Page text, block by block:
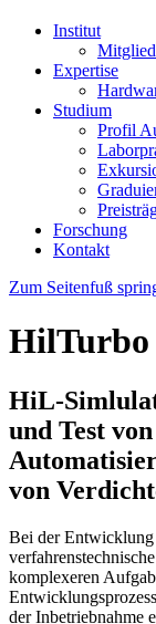
Institut
Expertise
Studium
Profil
Forschung
Kontakt
Zum Seitenfuß
HilTurbo
HiL-
und Test
von
Bei der Entwicklung
komplexeren
der Inbetriebnahme